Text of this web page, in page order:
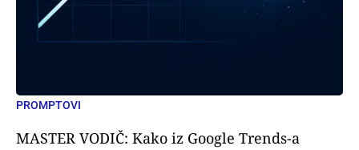
PROMPTOVI
MASTER VODIČ: Kako iz Google Trends-a